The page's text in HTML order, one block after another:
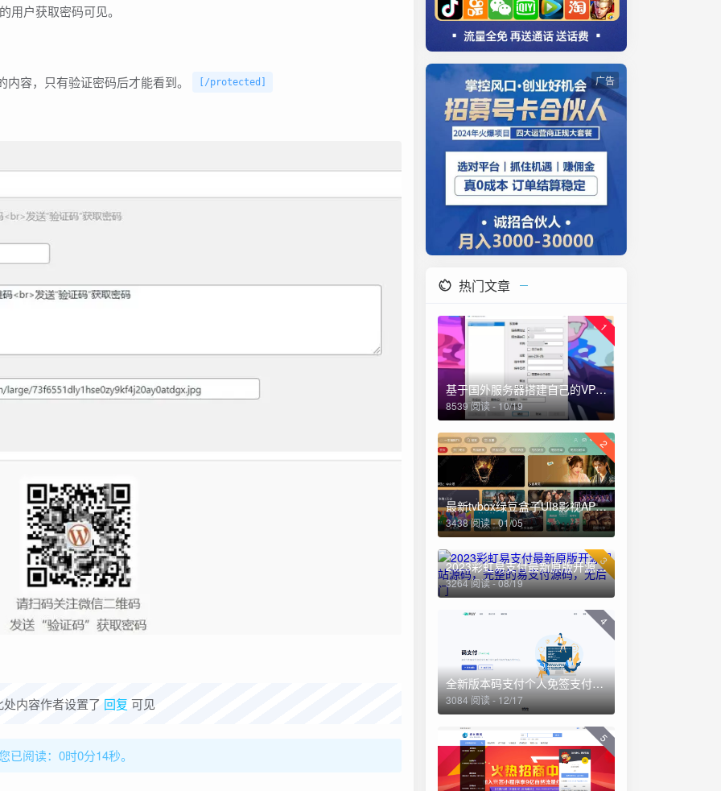
用户获取密码可见。
内容，只有验证密码后才能看到。 [/protected]
处内容作者设置了 回复 可见
阅读：0时0分16秒。
广告
热门文章
1
基于国外服务器搭建自己的VPN详细教程
8539 阅读 - 10/19
2
最新tvbox绿豆盒子UI8影视APP源码新增后台添加直播及加密功能
3438 阅读 - 01/05
3
2023彩虹易支付最新原版开源网站源码，完整的易支付源码，无后门
3264 阅读 - 08/19
4
全新版本码支付个人免签支付系统源码 ThinkPHP框架开发 全开源(亲测)
3084 阅读 - 12/17
5